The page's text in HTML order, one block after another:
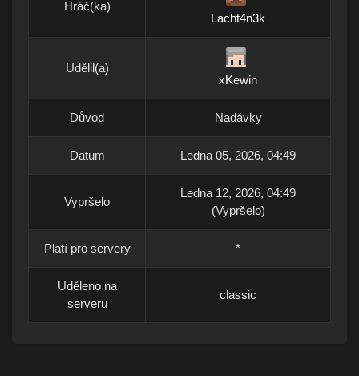
Hráč(ka)
Lacht4n3k
Udělil(a)
xKewin
Důvod Nadávky
Datum Ledna 05, 2026, 04:49
Vypršelo
Ledna 12, 2026, 04:49
(Vypršelo)
Platí pro servery *
Uděleno na
serveru
classic